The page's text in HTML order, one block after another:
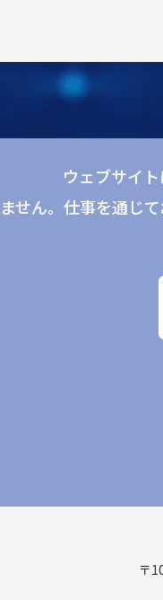
ウェブサイ
せん。仕事を通じ
〒